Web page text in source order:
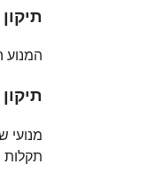
המנוע
מנועי
תקלות